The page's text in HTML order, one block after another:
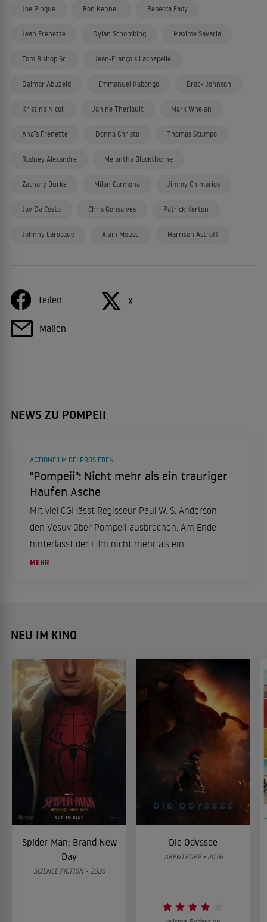
Joe Pingue Ron Kennell Rebecca Eady
Jean Frenette Dylan Schombing Maxime Savaria
Tom Bishop Sr. Jean-François Lachapelle
Dalmar Abuzeid Emmanuel Kabongo Brock Johnson
Kristina Nicoll Janine Theriault Mark Whelan
Anaïs Frenette Donna Christo Thomas Stumpo
Rodney Alexandre Melantha Blackthorne
Zachary Burke Milan Carmona Jimmy Chimarios
Jay Da Costa Chris Gonsalves Patrick Kerton
Johnny Larocque Alain Moussi Harrison Astroff
Teilen X
Mailen
NEWS ZU POMPEII
ACTIONFILM BEI PROSIEBEN
"Pompeii": Nicht mehr als ein trauriger
Haufen Asche
Mit viel CGI lässt Regisseur Paul W. S. Anderson
den Vesuv über Pompeii ausbrechen. Am Ende
hinterlässt der Film nicht mehr als ein
betrübliches Trümmerfeld und ziemlich wenig
MEHR
NEU IM KINO
Spider-Man: Brand New
Day
SCIENCE FICTION • 2026
Die Odyssee
ABENTEUER • 2026